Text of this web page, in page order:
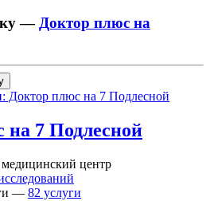
— Доктор плюс на
на 7 Подлесной
центр
— 82 услуги